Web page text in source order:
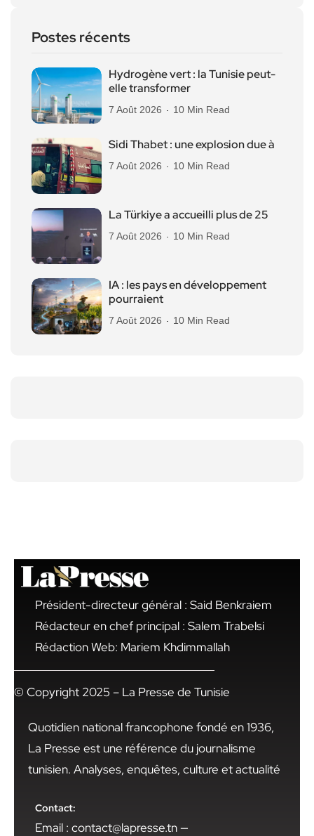
Postes récents
Hydrogène vert : la Tunisie peut-
elle transformer
7 Août 2026 10 Min Read
Sidi Thabet : une explosion due à
7 Août 2026 10 Min Read
La Türkiye a accueilli plus de 25
7 Août 2026 10 Min Read
IA : les pays en développement
pourraient
7 Août 2026 10 Min Read
Président-directeur général : Said Benkraiem
Rédacteur en chef principal : Salem Trabelsi
Rédaction Web: Mariem Khdimmallah
© Copyright 2025 – La Presse de Tunisie
Quotidien national francophone fondé en 1936,
La Presse est une référence du journalisme
tunisien. Analyses, enquêtes, culture et actualité
Contact:
Email : contact@lapresse.tn —